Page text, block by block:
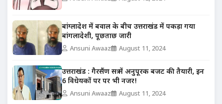
बांग्लादेश में बवाल के बीच उत्तराखंड में पकड़ा गया
बांगलादेशी, पूछताछ जारी
Ansuni Awaaz August 11, 2024
उत्तराखंड : गैरसैंण सत्र में अनुपूरक बजट की तैयारी, इन
6 विधेयकों पर पर भी नजर!
Ansuni Awaaz August 11, 2024